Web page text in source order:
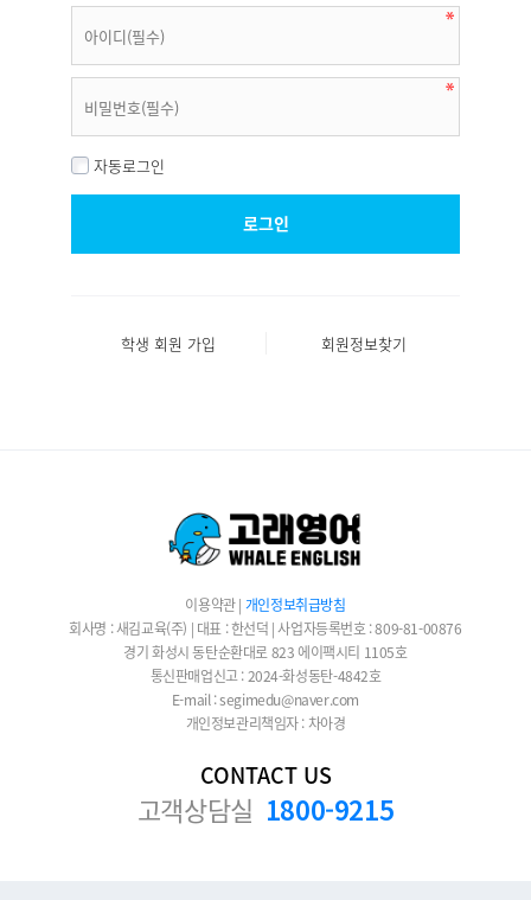
자동로그인
학생 회원 가입 회원정보찾기
이용약관| 개인정보취급방침
회사명 : 새김교육(주) | 대표 : 한선덕 | 사업자등록번호 : 809-81-00876
경기 화성시 동탄순환대로 823 에이팩시티 1105호
통신판매업신고 : 2024-화성동탄-4842호
E-mail : segimedu@naver.com
개인정보관리책임자 : 차아경
CONTACT US
고객상담실 1800-9215